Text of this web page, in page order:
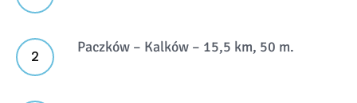
Paczków – Kalków – 15,5 km, 50 m.